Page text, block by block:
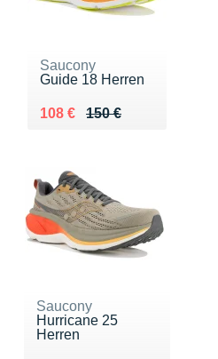
Saucony
Guide 18 Herren
150 €
Au lieu de 150 €
108 €
Vendu 108 €
Saucony
Hurricane 25
Herren